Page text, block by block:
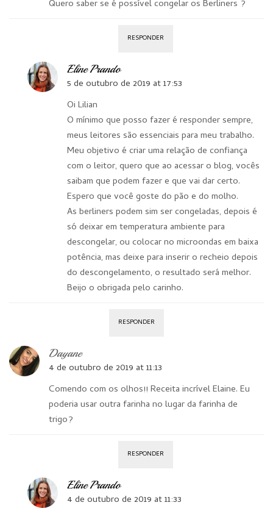
Quero saber se é possível congelar os Berliners ?
RESPONDER
Eline Prando
5 de outubro de 2019 at 17:53
Oi Lilian
O mínimo que posso fazer é responder sempre,
meus leitores são essenciais para meu trabalho.
Meu objetivo é criar uma relação de confiança
com o leitor, quero que ao acessar o blog, vocês
saibam que podem fazer e que vai dar certo.
Espero que você goste do pão e do molho.
As berliners podem sim ser congeladas, depois é
só deixar em temperatura ambiente para
descongelar, ou colocar no microondas em baixa
potência, mas deixe para inserir o recheio depois
do descongelamento, o resultado será melhor.
Beijo o obrigada pelo carinho.
RESPONDER
Dayane
4 de outubro de 2019 at 11:13
Comendo com os olhos!! Receita incrível Elaine. Eu
poderia usar outra farinha no lugar da farinha de
trigo?
RESPONDER
Eline Prando
4 de outubro de 2019 at 11:33